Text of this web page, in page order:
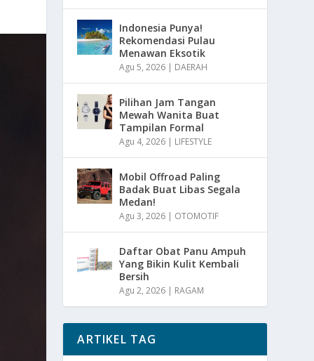
Indonesia Punya!
Rekomendasi Pulau
Menawan Eksotik
Agu 5, 2026 | DAERAH
Pilihan Jam Tangan
Mewah Wanita Buat
Tampilan Formal
Agu 4, 2026 | LIFESTYLE
Mobil Offroad Paling
Badak Buat Libas Segala
Medan!
Agu 3, 2026 | OTOMOTIF
Daftar Obat Panu Ampuh
Yang Bikin Kulit Kembali
Bersih
Agu 2, 2026 | RAGAM
ARTIKEL TAG